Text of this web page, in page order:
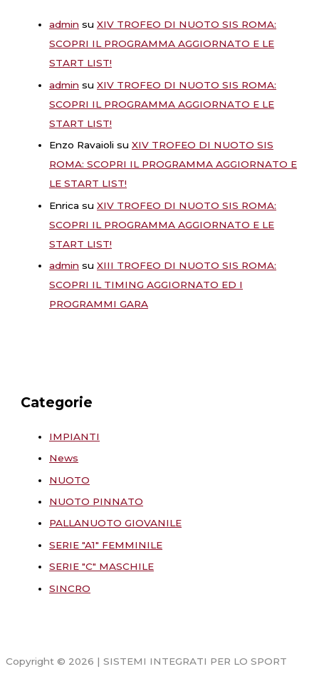
admin suXIV TROFEO DI NUOTO SIS ROMA:
SCOPRI IL PROGRAMMA AGGIORNATO E LE
START LIST!
admin suXIV TROFEO DI NUOTO SIS ROMA:
SCOPRI IL PROGRAMMA AGGIORNATO E LE
START LIST!
Enzo Ravaioli suXIV TROFEO DI NUOTO SIS
ROMA: SCOPRI IL PROGRAMMA AGGIORNATO E
LE START LIST!
Enrica suXIV TROFEO DI NUOTO SIS ROMA:
SCOPRI IL PROGRAMMA AGGIORNATO E LE
START LIST!
admin suXIII TROFEO DI NUOTO SIS ROMA:
SCOPRI IL TIMING AGGIORNATO ED I
PROGRAMMI GARA
Categorie
IMPIANTI
News
NUOTO
NUOTO PINNATO
PALLANUOTO GIOVANILE
SERIE "A1" FEMMINILE
SERIE "C" MASCHILE
SINCRO
Copyright © 2026 | SISTEMI INTEGRATI PER LO SPORT